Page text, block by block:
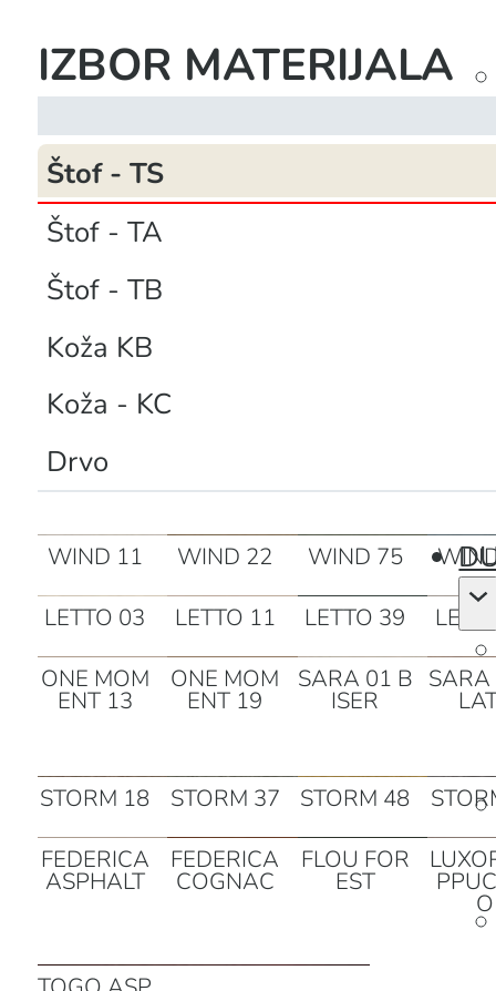
IZBOR MATERIJALA
Štof - TS
Štof - TA
Štof - TB
Koža KB
Koža - KC
Drvo
WIND 11 WIND 22 WIND 75
LETTO 03
LETTO 11 LETTO 39
ONE MOM
ENT 13
ONE MOM
ENT 19
SARA 01 B
ISER
STORM 18 STORM 37 STORM 48
FEDERICA
ASPHALT
FEDERICA
COGNAC
FLOU FOR
EST
O